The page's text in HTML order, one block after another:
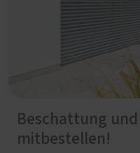
Beschattung
mitbestellen!